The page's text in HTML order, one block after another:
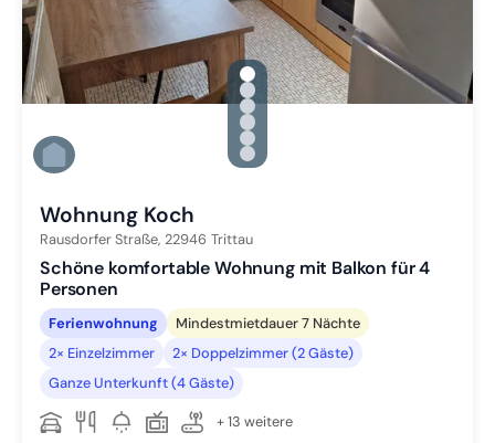
gallery.slide_selector
Zu Slide 1 wechseln
Zu Slide 2 wechseln
Zu Slide 3 wechseln
Zu Slide 4 wechseln
Zu Slide 5 wechseln
Zu Slide 6 wechseln
Wohnung Koch
Rausdorfer Straße, 22946 Trittau
Schöne komfortable Wohnung mit Balkon für 4
Personen
Ferienwohnung
Mindestmietdauer 7 Nächte
2× Einzelzimmer
2× Doppelzimmer (2 Gäste)
Ganze Unterkunft (4 Gäste)
+ 13 weitere